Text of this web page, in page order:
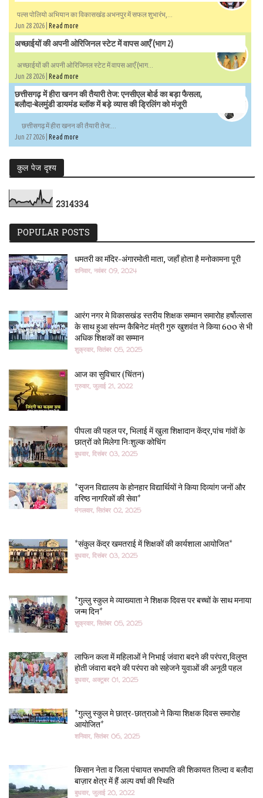
पल्स पोलियो अभियान का विकासखंड अभनपुर में सफल शुभारंभ,...
Jun 28 2026 | Read more
अच्छाईयों की अपनी ओरिजिनल स्टेट में वापस आएँ (भाग 2)
अच्छाईयों की अपनी ओरिजिनल स्टेट में वापस आएँ (भाग...
Jun 28 2026 | Read more
छत्तीसगढ़ में हीरा खनन की तैयारी तेज: एनसीएल बोर्ड का बड़ा फैसला,
बलौदा-बेलमुंडी डायमंड ब्लॉक में बड़े व्यास की ड्रिलिंग को मंजूरी
छत्तीसगढ़ में हीरा खनन की तैयारी तेज:...
Jun 27 2026 | Read more
कुल पेज दृश्य
2314334
POPULAR POSTS
धमतरी का मंदिर-अंगारमोती माता, जहाँ होता है मनोकामना पूरी
शनिवार, नवंबर 09, 2024
आरंग नगर मे विकासखंड स्तरीय शिक्षक सम्मान समारोह हर्षोल्लास
के साथ हुआ संपन्न कैबिनेट मंत्री गुरु खुशवंत ने किया 600 से भी
अधिक शिक्षकों का सम्मान
शुक्रवार, सितंबर 05, 2025
आज का सुविचार (चिंतन)
गुरुवार, जुलाई 21, 2022
पीपला की पहल पर, भिलाई में खुला शिक्षादान केंद्र,पांच गांवों के
छात्रों को मिलेगा निःशुल्क कोचिंग
बुधवार, दिसंबर 03, 2025
*सृजन विद्यालय के होनहार विद्यार्थियों ने किया दिव्यांग जनों और
वरिष्ठ नागरिकों की सेवा*
मंगलवार, सितंबर 02, 2025
*संकुल केंद्र खमतराई में शिक्षकों की कार्यशाला आयोजित*
बुधवार, दिसंबर 03, 2025
*गुल्लु स्कुल मे व्याख्याता ने शिक्षक दिवस पर बच्चों के साथ मनाया
जन्म दिन*
शुक्रवार, सितंबर 05, 2025
लाफिन कला में महिलाओं ने निभाई जंवारा बदने की परंपरा,विलुप्त
होती जंवारा बदने की परंपरा को सहेजने युवाओं की अनूठी पहल
बुधवार, अक्टूबर 01, 2025
*गुल्लु स्कुल मे छात्र-छात्राओ ने किया शिक्षक दिवस समारोह
आयोजित*
शनिवार, सितंबर 06, 2025
किसान नेता व जिला पंचायत सभापति की शिकायत तिल्दा व बलौदा
बाज़ार क्षेत्र में हैं अल्प वर्षा की स्थिति
बुधवार, जुलाई 20, 2022